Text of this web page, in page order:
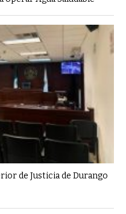
de Justicia de Durango